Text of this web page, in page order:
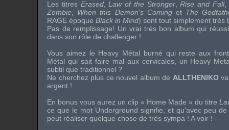
Les titres Erased,Law of the Stronger,Rise and Fall,
Zombie
When this Demon's Coming et The
RAGE époque Black in Mind) sont tout simplement très
Pas de remplissage! Un vrai très bon album qui
dans son rôle de challenger !
Vous aimez le Heavy Métal burné qui reste aux
Métal qui sait faire mal aux cervicales, un Heavy
subtil que traditionnel ?
Ne cherchez plus ce nouvel album de ALLTHENIKOva
argent !
En bonus vous aurez un clip « Home Made » du titre
ce que le mot Underground signifie, et qu'avec peu
peut réaliser quelque chose de très sympa ! A voir !